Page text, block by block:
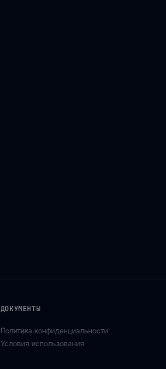
ДОКУМЕНТЫ
Политика конфиденциальности
Условия использования